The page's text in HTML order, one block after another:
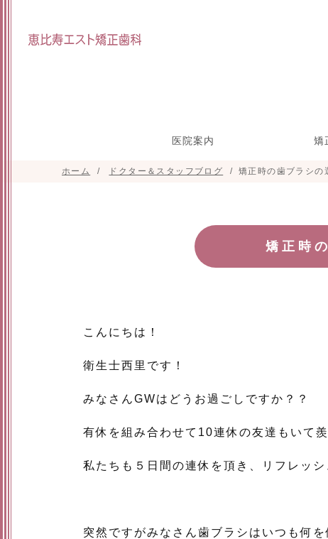
医院案内
スタッフ紹介
院長インタビュー
施設紹介
研修参加実績
矯
目立たない
マウスピー
小児
矯正の治療
部
ホーム ドクター＆スタッフブログ 矯正時の歯ブラシの
矯正時
こんにちは！
衛生士西里です！
みなさんGWはどうお過ごしですか？？
有休を組み合わせて10連休の友達もいて
私たちも５日間の連休を頂き、リフレッシ
突然ですがみなさん歯ブラシはいつも何を